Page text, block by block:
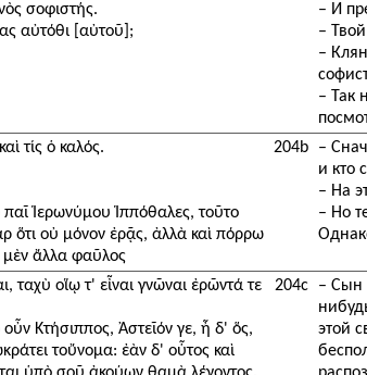
σοφιστής.
αὐτόθι [αὐτοῦ];
τίς ὁ καλός.
Ἱερωνύμου Ἱππόθαλες, τοῦτο
ὅτι οὐ μόνον ἐρᾷς, ἀλλὰ καὶ πόρρω
μὲν ἄλλα φαῦλος
ταχὺ οἵῳ τ' εἶναι γνῶναι ἐρῶντά τε
Κτήσιππος, Ἀστεῖόν γε, ἦ δ' ὅς,
τοὔνομα: ἐὰν δ' οὗτος καὶ
204b
204c
– И
–
–
– Так
–
и кто
– На
– Но
– Сын
этой